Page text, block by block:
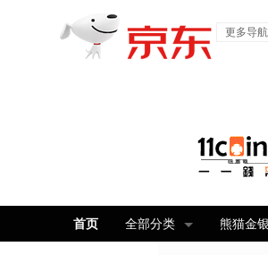
更多导航
首页 全部分类 熊猫金